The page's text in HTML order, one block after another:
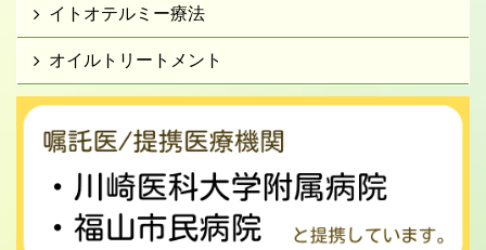
イトオテルミー療法
オイルトリートメント